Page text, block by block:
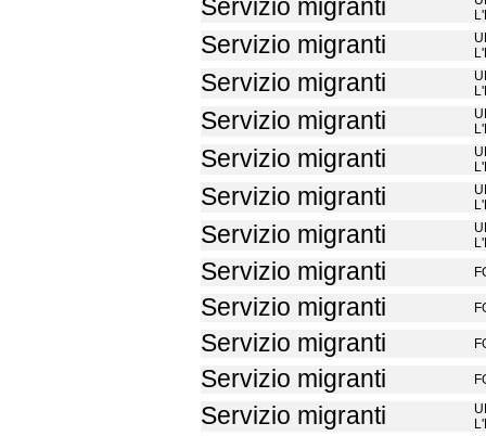
Servizio migranti
Servizio migranti
Servizio migranti
Servizio migranti
Servizio migranti
Servizio migranti
Servizio migranti
Servizio migranti
Servizio migranti
Servizio migranti
Servizio migranti
Servizio migranti